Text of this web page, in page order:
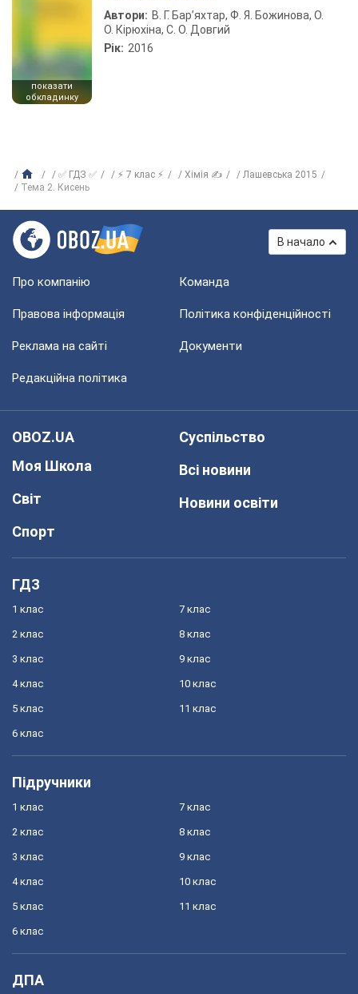
показати
обкладинку
Автори: В. Г. Бар’яхтар, Ф. Я. Божинова, О.
О. Кірюхіна, С. О. Довгий
Рік: 2016
✅ ГДЗ ✅ ⚡ 7 клас ⚡ Хімія ✍
Лашевська 2015
Тема 2. Кисень
В начало
Про компанію Команда
Правова інформація Політика конфіденційності
Реклама на сайті Документи
Редакційна політика
OBOZ.UA
Моя Школа
Світ
Спорт
Суспільство
Всі новини
Новини освіти
ГДЗ
1 клас
2 клас
3 клас
4 клас
5 клас
6 клас
7 клас
8 клас
9 клас
10 клас
11 клас
Підручники
1 клас
2 клас
3 клас
4 клас
5 клас
6 клас
7 клас
8 клас
9 клас
10 клас
11 клас
ДПА